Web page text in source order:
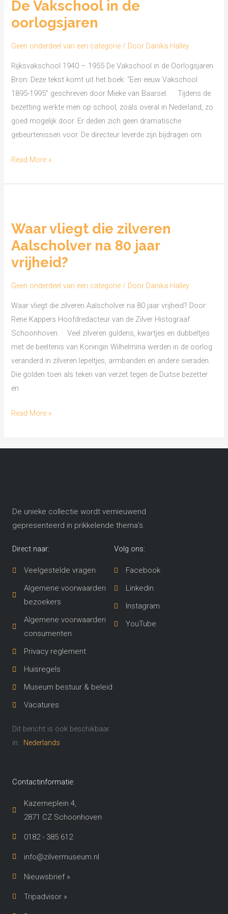
De Vakschool in de
oorlogsjaren
Geen onderdeel van een categorie / Door Danika Halley
Rijksvakschool 1940 – 1955 De Vakschool in de Oorlogsjaren
Bron: Deze tekst komt uit het boek: “Een eeuw Vakschool
1895-1995” geschreven door Mieke van Baarsel. Tijdens de
bezetting werkte men op school, zoals overal in Nederland, zo
goed mogelijk door. Er deden zich geen dramatische
gebeurtenissen voor. De directeur leverde zijn bijdragen om
Read More »
Waar vliegt die zilveren
Aalscholver na 80 jaar
vrijheid?
Geen onderdeel van een categorie / Door Danika Halley
Waar vliegt die zilveren Aalscholver na 80 jaar vrijheid? Door:
Rene Kappers Hoofdredacteur van de Zilver Histograaf
Schoonhoven. Veel zilveren guldens, kwartjes en dubbeltjes
met de beeltenis van Koningin Wilhelmina werden in de oorlog
veranderd in zilveren lepeltjes, armbanden en andere sieraden.
Die golden toen als teken van verzet tegen de Duitse bezetter
en
die
zilveren
Aalscholver
80
Read More »
De unieke collectie wordt vernieuwend
gepresenteerd in prikkelende thema’s​.
Direct naar:
Veelgestelde vragen
Algemene voorwaarden
bezoekers
Algemene voorwaarden
consumenten
Privacy reglement
Huisregels
Museum bestuur & beleid
Vacatures
Dit bericht is ook beschikbaar
in: Nederlands
Volg ons:
Facebook
Linkedin
Instagram
YouTube
Contactinformatie:
Kazerneplein 4,
2871 CZ Schoonhoven​
0182 - 385 612
info@zilvermuseum.nl
Nieuwsbrief »
Tripadvisor »